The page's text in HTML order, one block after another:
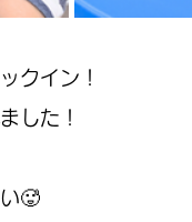
クイン！
した！
🥵